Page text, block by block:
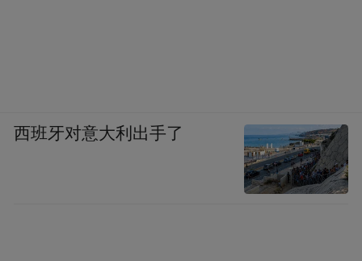
西班牙对意大利出手了